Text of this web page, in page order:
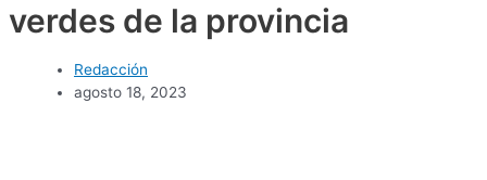
verdes de la provincia
Redacción
agosto 18, 2023